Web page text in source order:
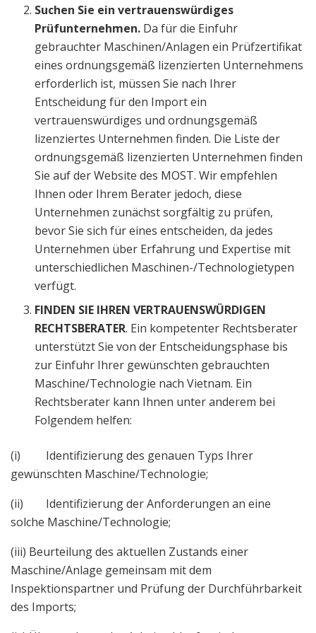
Suchen Sie ein vertrauenswürdiges
Prüfunternehmen. Da für die Einfuhr
gebrauchter Maschinen/Anlagen ein Prüfzertifikat
eines ordnungsgemäß lizenzierten Unternehmens
erforderlich ist, müssen Sie nach Ihrer
Entscheidung für den Import ein
vertrauenswürdiges und ordnungsgemäß
lizenziertes Unternehmen finden. Die Liste der
ordnungsgemäß lizenzierten Unternehmen finden
Sie auf der Website des MOST. Wir empfehlen
Ihnen oder Ihrem Berater jedoch, diese
Unternehmen zunächst sorgfältig zu prüfen,
bevor Sie sich für eines entscheiden, da jedes
Unternehmen über Erfahrung und Expertise mit
unterschiedlichen Maschinen-/Technologietypen
verfügt.
FINDEN SIE IHREN VERTRAUENSWÜRDIGEN
RECHTSBERATER. Ein kompetenter Rechtsberater
unterstützt Sie von der Entscheidungsphase bis
zur Einfuhr Ihrer gewünschten gebrauchten
Maschine/Technologie nach Vietnam. Ein
Rechtsberater kann Ihnen unter anderem bei
Folgendem helfen:
(i) Identifizierung des genauen Typs Ihrer
gewünschten Maschine/Technologie;
(ii) Identifizierung der Anforderungen an eine
solche Maschine/Technologie;
(iii) Beurteilung des aktuellen Zustands einer
Maschine/Anlage gemeinsam mit dem
Inspektionspartner und Prüfung der Durchführbarkeit
des Imports;